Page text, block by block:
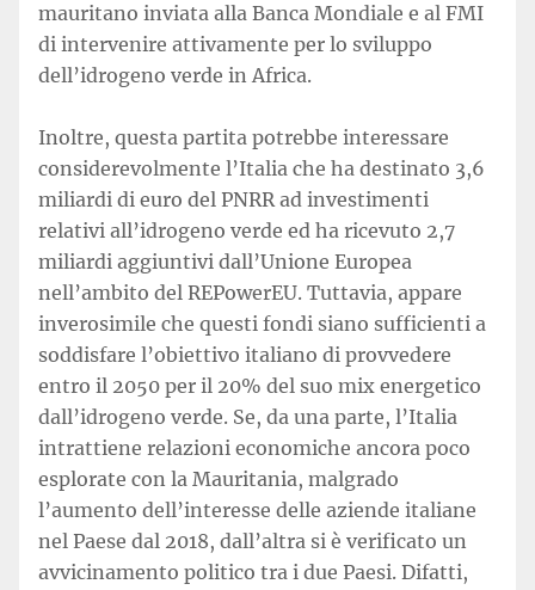
mauritano inviata alla Banca Mondiale e al FMI
di intervenire attivamente per lo sviluppo
dell’idrogeno verde in Africa.
Inoltre, questa partita potrebbe interessare
considerevolmente l’Italia che ha destinato 3,6
miliardi di euro del PNRR ad investimenti
relativi all’idrogeno verde ed ha ricevuto 2,7
miliardi aggiuntivi dall’Unione Europea
nell’ambito del REPowerEU. Tuttavia, appare
inverosimile che questi fondi siano sufficienti a
soddisfare l’obiettivo italiano di provvedere
entro il 2050 per il 20% del suo mix energetico
dall’idrogeno verde. Se, da una parte, l’Italia
intrattiene relazioni economiche ancora poco
esplorate con la Mauritania, malgrado
l’aumento dell’interesse delle aziende italiane
nel Paese dal 2018, dall’altra si è verificato un
avvicinamento politico tra i due Paesi. Difatti,